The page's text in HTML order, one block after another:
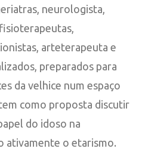
neurologista,
arteterapeuta e
preparados para
da velhice num espaço
como proposta discutir
do idoso na
ativamente o etarismo.